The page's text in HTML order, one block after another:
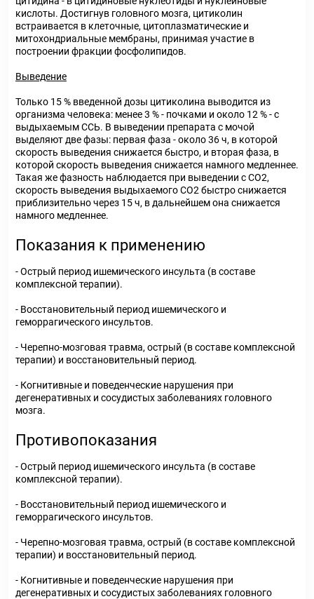
кислоты. Достигнув головного мозга, цитиколин
встраивается в клеточные, цитоплазматические и
митохондриальные мембраны, принимая участие в
построении фракции фосфолипидов.
Выведение
Только 15 % введенной дозы цитиколина выводится из
организма человека: менее 3 % - почками и около 12 % - с
выдыхаемым ССЬ. В выведении препарата с мочой
выделяют две фазы: первая фаза - около 36 ч, в которой
скорость выведения снижается быстро, и вторая фаза, в
которой скорость выведения снижается намного медленнее.
Такая же фазность наблюдается при выведении с СО2,
скорость выведения выдыхаемого СО2 быстро снижается
приблизительно через 15 ч, в дальнейшем она снижается
намного медленнее.
Показания к применению
- Острый период ишемического инсульта (в составе
комплексной терапии).
- Восстановительный период ишемического и
геморрагического инсультов.
- Черепно-мозговая травма, острый (в составе комплексной
терапии) и восстановительный период.
- Когнитивные и поведенческие нарушения при
дегенеративных и сосудистых заболеваниях головного
мозга.
Противопоказания
- Острый период ишемического инсульта (в составе
комплексной терапии).
- Восстановительный период ишемического и
геморрагического инсультов.
- Черепно-мозговая травма, острый (в составе комплексной
терапии) и восстановительный период.
- Когнитивные и поведенческие нарушения при
дегенеративных и сосудистых заболеваниях головного